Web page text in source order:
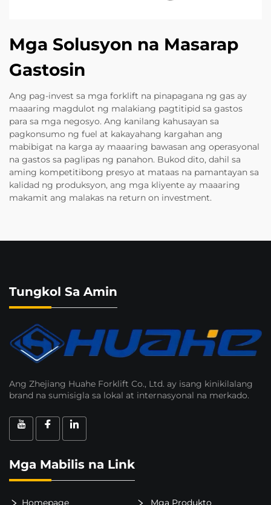
Mga Solusyon na Masarap
Gastosin
Ang pag-invest sa mga forklift na pinapagana ng gas ay
maaaring magdulot ng malakiang pagtitipid sa gastos
para sa mga negosyo. Ang kanilang kahusayan sa
pagkonsumo ng fuel at kakayahang kargahan ang
mabibigat na karga ay maaaring bawasan ang operasyonal
na gastos sa paglipas ng panahon. Bukod dito, dahil sa
aming kompetitibong presyo at mataas na pamantayan sa
kalidad ng produksyon, ang mga kliyente ay maaaring
makamit ang malakas na return on investment.
Tungkol Sa Amin
Ang Zhejiang Huahe Forklift Co., Ltd. ay isang kinikilalang
brand na sumisigla sa lokal at internasyonal na merkado.
Mga Mabilis na Link
Homepage Mga Produkto